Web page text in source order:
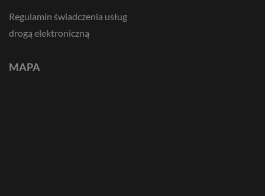
Regulamin świadczenia usług
drogą elektroniczną
MAPA